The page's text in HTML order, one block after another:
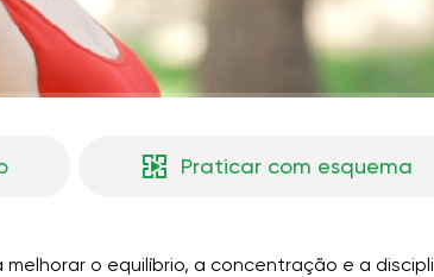
floresta da
Praticar com esquema
o equilíbrio, a concentração e a